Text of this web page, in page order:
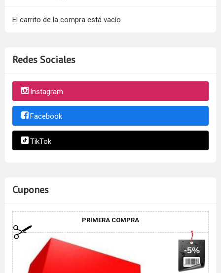
El carrito de la compra está vacío
Redes Sociales
Instagram
Facebook
TikTok
Cupones
PRIMERA COMPRA
-5%